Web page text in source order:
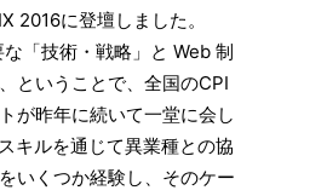
2016に登壇しました。
「技術・戦略」と Web 制
ということで、全国のCPI
が昨年に続いて一堂に会し
キルを通じて異業種との協
いくつか経験し、そのケー